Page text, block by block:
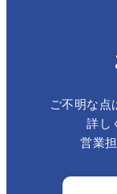
ご不明な点
詳し
営業